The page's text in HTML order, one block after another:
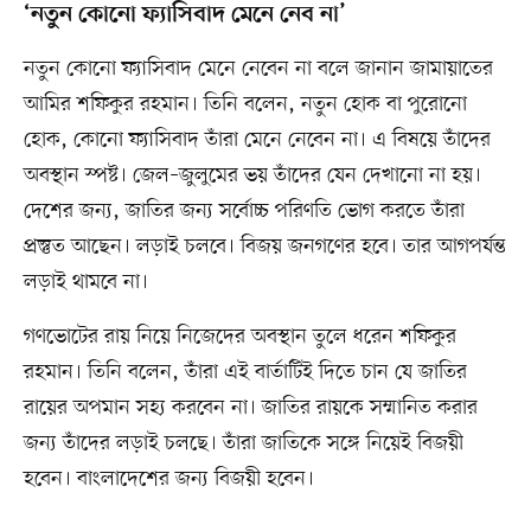
‘নতুন কোনো ফ্যাসিবাদ মেনে নেব না’
নতুন কোনো ফ্যাসিবাদ মেনে নেবেন না বলে জানান জামায়াতের
আমির শফিকুর রহমান। তিনি বলেন, নতুন হোক বা পুরোনো
হোক, কোনো ফ্যাসিবাদ তাঁরা মেনে নেবেন না। এ বিষয়ে তাঁদের
অবস্থান স্পষ্ট। জেল–জুলুমের ভয় তাঁদের যেন দেখানো না হয়।
দেশের জন্য, জাতির জন্য সর্বোচ্চ পরিণতি ভোগ করতে তাঁরা
প্রস্তুত আছেন। লড়াই চলবে। বিজয় জনগণের হবে। তার আগপর্যন্ত
লড়াই থামবে না।
গণভোটের রায় নিয়ে নিজেদের অবস্থান তুলে ধরেন শফিকুর
রহমান। তিনি বলেন, তাঁরা এই বার্তাটিই দিতে চান যে জাতির
রায়ের অপমান সহ্য করবেন না। জাতির রায়কে সম্মানিত করার
জন্য তাঁদের লড়াই চলছে। তাঁরা জাতিকে সঙ্গে নিয়েই বিজয়ী
হবেন। বাংলাদেশের জন্য বিজয়ী হবেন।